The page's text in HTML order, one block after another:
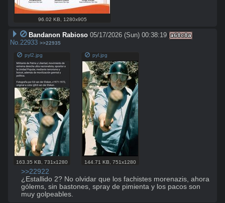
96.02 KB 1280x905
Bandanon Rabioso 05/17/2026 (Sun) 00:38:19 a68c8a
No.22933 >>22935
pyl2.jpg
163.35 KB,731x1280
pyl.jpg
144.71 KB, 751x1280
>>22922
¿Estallido 2? No olvidar que los fachistes morenazis, ahora
gólems, sin bastones, spray de pimienta y los pacos son
muy golpeables.